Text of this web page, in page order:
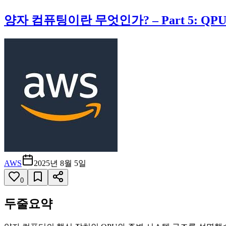
양자 컴퓨팅이란 무엇인가? – Part 5: QPU
AWS 2025년 8월 5일
0
두줄요약